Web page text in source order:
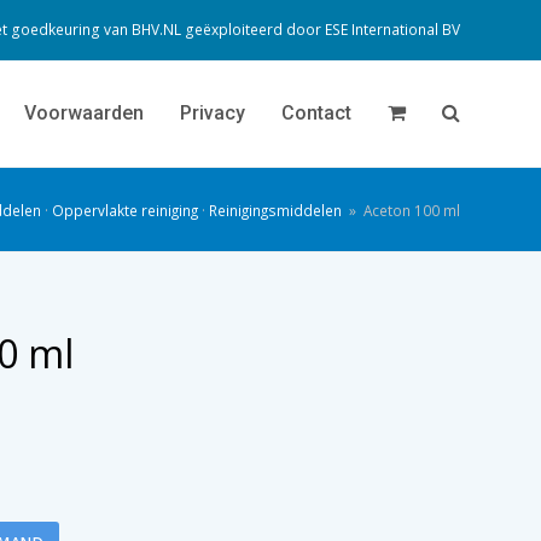
goedkeuring van BHV.NL geëxploiteerd door ESE International BV
Voorwaarden Privacy Contact
· Oppervlakte reiniging· Reinigingsmiddelen » Aceton 100 ml
ml